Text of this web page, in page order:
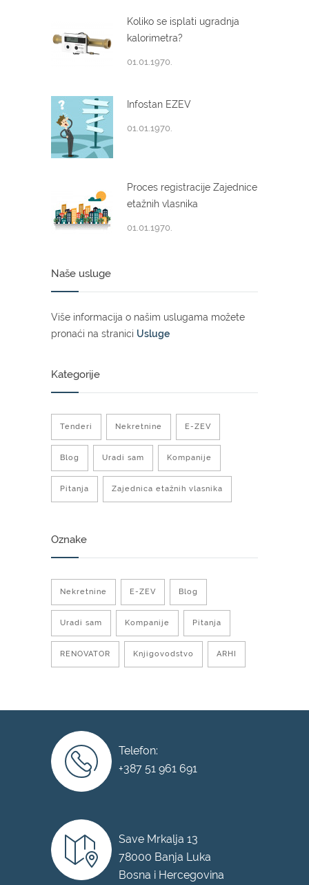
Koliko se isplati ugradnja
kalorimetra?
01.01.1970.
Infostan EZEV
01.01.1970.
Proces registracije Zajednice
etažnih vlasnika
01.01.1970.
Naše usluge
Više informacija o našim uslugama možete
pronaći na stranici Usluge
Kategorije
Tenderi Nekretnine E-ZEV
Blog Uradi sam Kompanije
Pitanja Zajednica etažnih vlasnika
Oznake
Nekretnine E-ZEV Blog
Uradi sam Kompanije Pitanja
RENOVATOR Knjigovodstvo ARHI
Telefon:
+387 51 961 691
Save Mrkalja 13
78000 Banja Luka
Bosna i Hercegovina